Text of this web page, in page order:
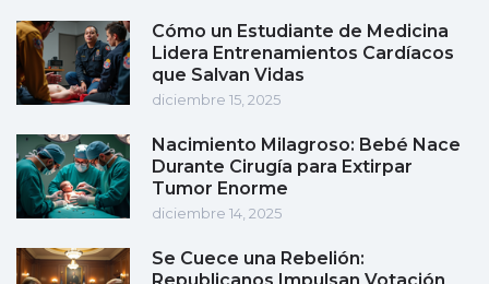
Cómo un Estudiante de Medicina
Lidera Entrenamientos Cardíacos
que Salvan Vidas
diciembre 15, 2025
Nacimiento Milagroso: Bebé Nace
Durante Cirugía para Extirpar
Tumor Enorme
diciembre 14, 2025
Se Cuece una Rebelión: